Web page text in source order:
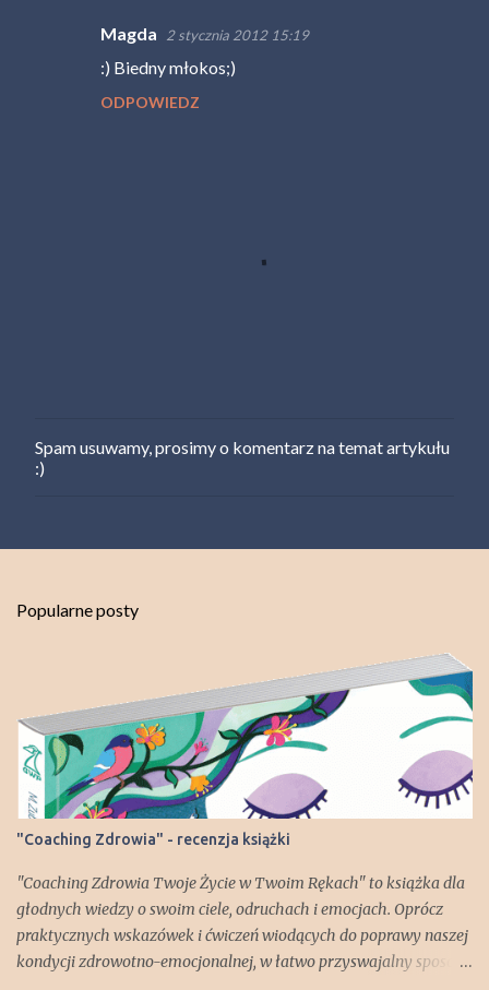
Magda 2 stycznia 2012 15:19
:) Biedny młokos;)
ODPOWIEDZ
P
r
k
t
a
r
z
Spam usuwamy, prosimy o komentarz na temat artykułu
:)
Popularne posty
"Coaching Zdrowia" - recenzja książki
"Coaching Zdrowia Twoje Życie w Twoim Rękach" to książka dla
głodnych wiedzy o swoim ciele, odruchach i emocjach. Oprócz
praktycznych wskazówek i ćwiczeń wiodących do poprawy naszej
kondycji zdrowotno-emocjonalnej, w łatwo przyswajalny sposób